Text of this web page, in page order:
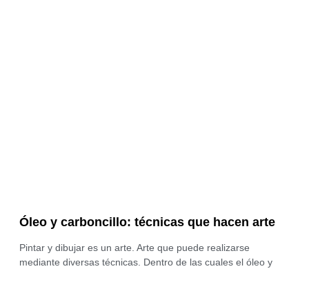
Óleo y carboncillo: técnicas que hacen arte
Pintar y dibujar es un arte. Arte que puede realizarse
mediante diversas técnicas. Dentro de las cuales el óleo y